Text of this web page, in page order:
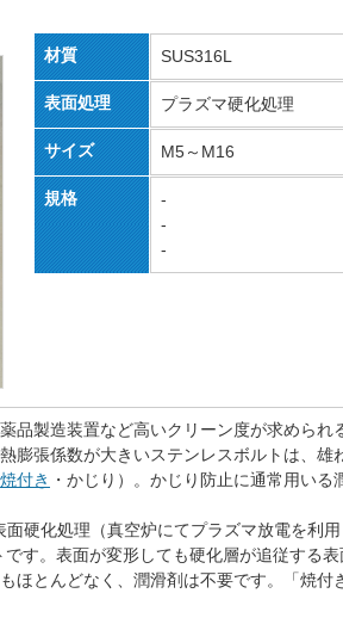
材質 SUS316L
表面処理 プラズマ硬化処理
サイズ M5～M16
規格
-
-
-
品製造装置など高いクリーン度が求められ
膨張係数が大きいステンレスボルトは、
焼付き ・かじり）。かじり防止に通常用い
面硬化処理（真空炉にてプラズマ放電を利
す。表面が変形しても硬化層が追従する
ほとんどなく、潤滑剤は不要です。「焼